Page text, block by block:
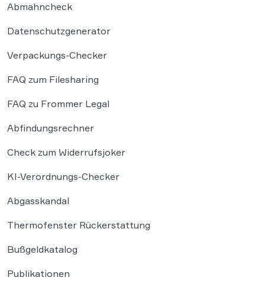
Abmahncheck
Datenschutzgenerator
Verpackungs-Checker
FAQ zum Filesharing
FAQ zu Frommer Legal
Abfindungsrechner
Check zum Widerrufsjoker
KI-Verordnungs-Checker
Abgasskandal
Thermofenster Rückerstattung
Bußgeldkatalog
Publikationen